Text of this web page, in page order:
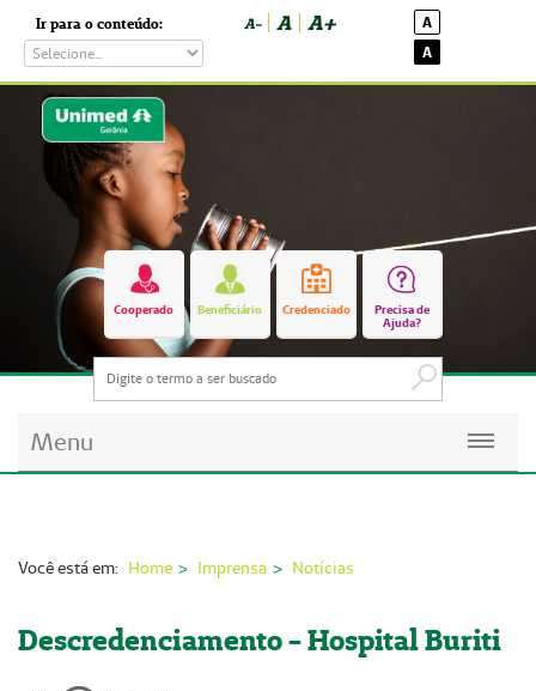
Ir para o conteúdo: A- A A+
A
A
Cooperado Beneficiário Credenciado
Precisa de
Ajuda?
Menu
Imprensa
Você está em: Home Imprensa Notícias
Descredenciamento - Hospital Buriti